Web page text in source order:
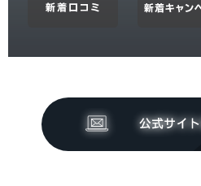
滋賀県 京都府